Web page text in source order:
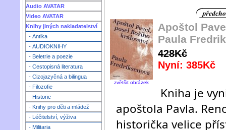
Audio AVATAR
Video AVATAR
Knihy jiných nakladatelství
- Antika
- AUDIOKNIHY
- Beletrie a poezie
- Cestopisná literatura
- Cizojazyčná a bilingua
- Filozofie
- Historie
- Knihy pro děti a mládež
- Léčitelství, výživa
- Militaria
zvětšit obrázek
Apoštol
Paula
428Kč
Nyní: 385Kč
Kniha je
apoštola Pavla.
historička velice